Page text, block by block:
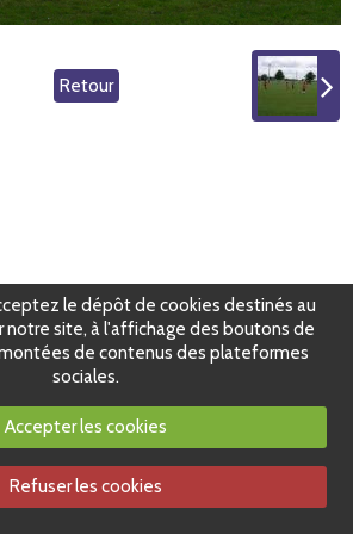
Retour
le dépôt de cookies destinés au
notre site, à l'affichage des boutons de
de contenus des plateformes
sociales.
Accepter les cookies
Refuser les cookies